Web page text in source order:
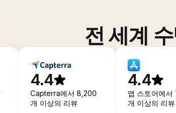
전 세계
4.4
Capterra에서 8,200
개 이상의 리뷰
4.4
앱 스토어에
개 이상의 리뷰